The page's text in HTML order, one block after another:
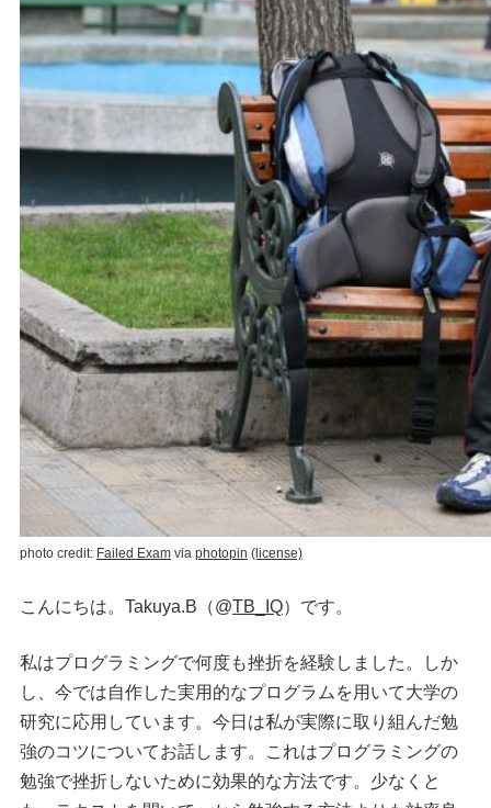
photo credit: Failed Examvia photopin (license)
こんにちは。Takuya.B（@TB_IQ）です。
私はプログラミングで何度も挫折を経験しました。しか
し、今では自作した実用的なプログラムを用いて大学の
研究に応用しています。今日は私が実際に取り組んだ勉
強のコツについてお話します。これはプログラミングの
勉強で挫折しないために効果的な方法です。少なくと